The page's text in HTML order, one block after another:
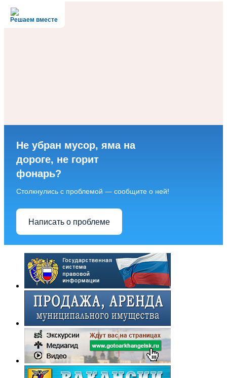
Решаем вместе
Не убран мусор, яма на
дороге, не горит
фонарь?
Столкнулись с проблемой — сообщите о ней!
Написать о проблеме